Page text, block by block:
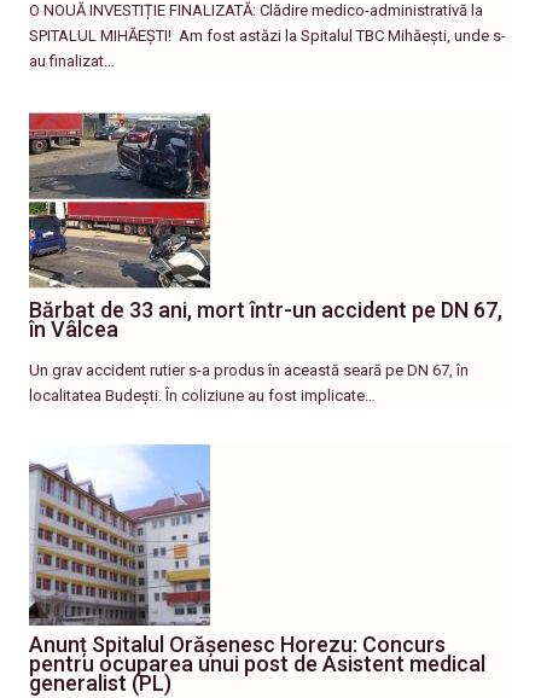
O NOUĂ INVESTIȚIE FINALIZATĂ: Clădire medico-administrativă la
SPITALUL MIHĂEȘTI! ​ Am fost astăzi la Spitalul TBC Mihăești, unde s-
au finalizat…
Bărbat de 33 ani, mort într-un accident pe DN 67,
în Vâlcea
Un grav accident rutier s-a produs în această seară pe DN 67, în
localitatea Budești. În coliziune au fost implicate…
Anunț Spitalul Orășenesc Horezu: Concurs
pentru ocuparea unui post de Asistent medical
generalist (PL)